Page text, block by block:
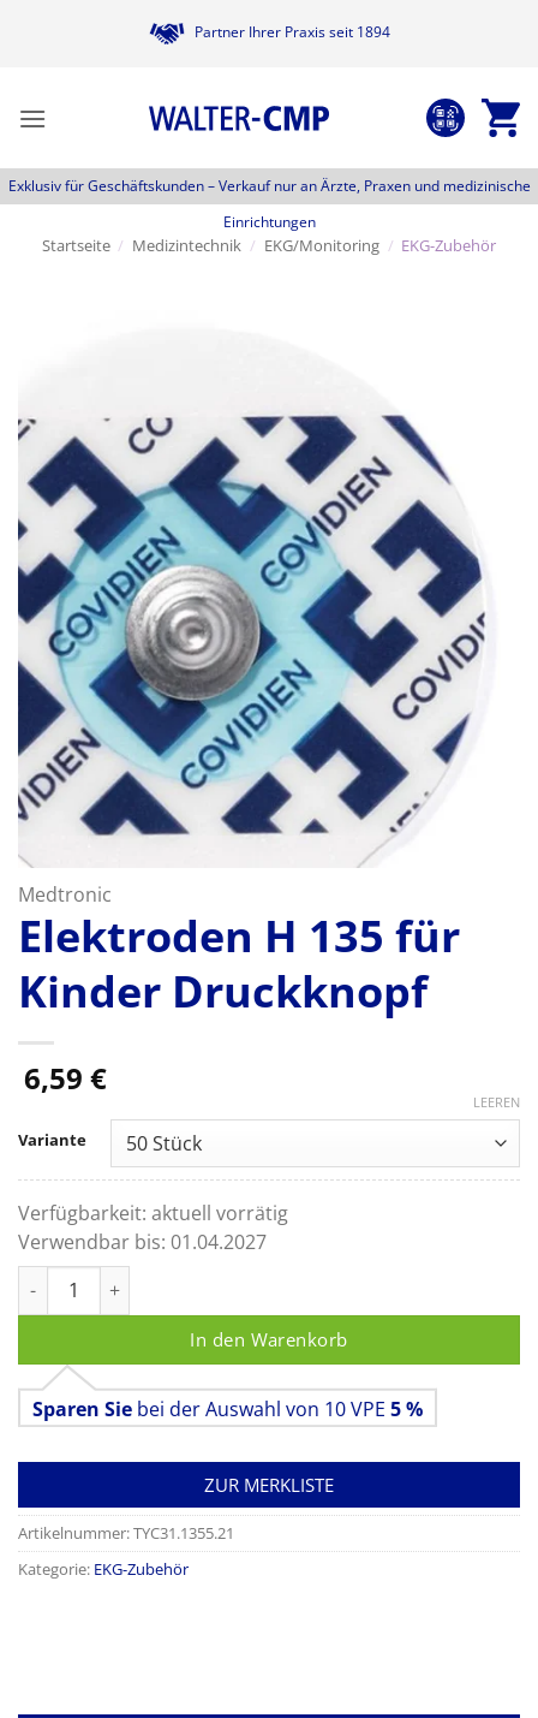
Partner Ihrer Praxis seit 1894
Exklusiv für Geschäftskunden –Verkauf nur an Ärzte, Praxen und medizinische
Einrichtungen
Startseite / Medizintechnik / EKG/Monitoring / EKG-Zubehör
Medtronic
Elektroden H 135 für
Kinder Druckknopf
6,59 €
Variante
LEEREN
Verfügbarkeit: aktuell vorrätig
Verwendbar bis: 01.04.2027
In den Warenkorb
Sparen Sie bei der Auswahl von 10 VPE 5 %
ZUR MERKLISTE
Artikelnummer:TYC31.1355.21
Kategorie: EKG-Zubehör